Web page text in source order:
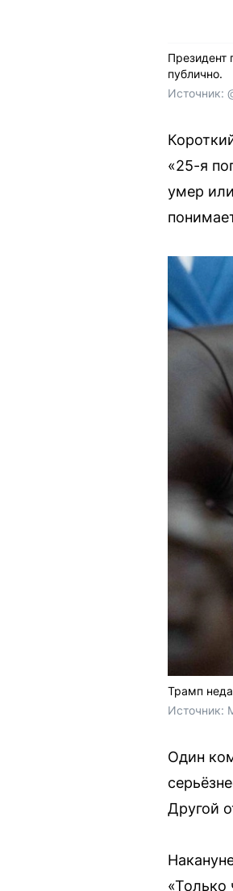
Президент
публично.
Источник:
«25-я
умер
Трамп
Источник:
Один
Другой
«Только